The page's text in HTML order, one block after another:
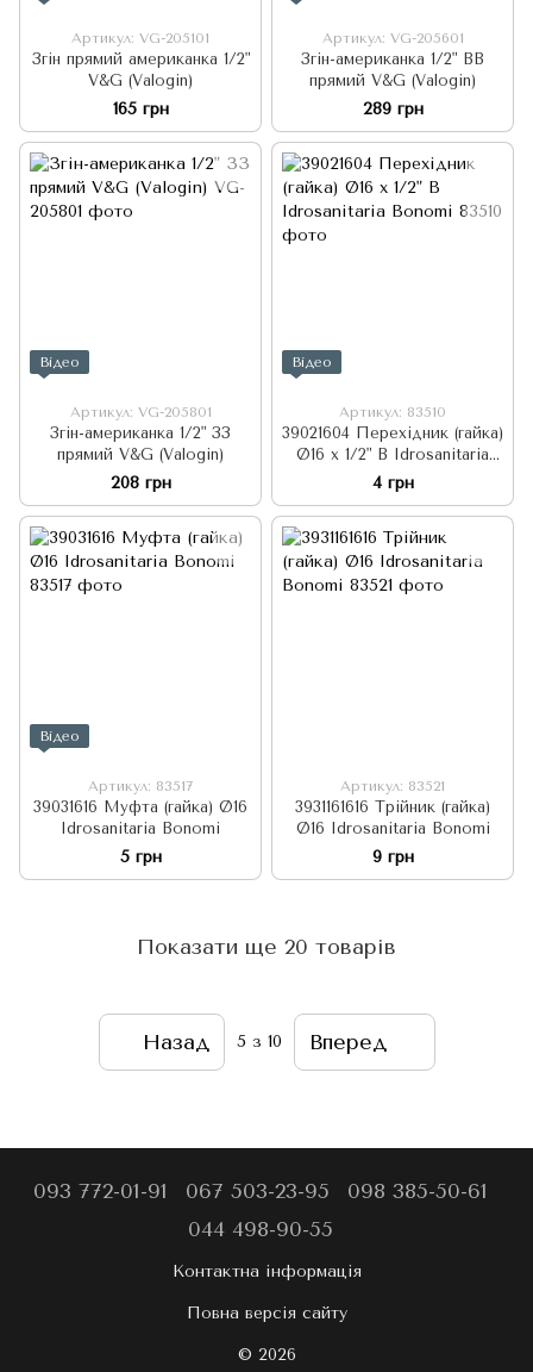
Артикул: VG-205101
Згін прямий американка 1/2"
V&G (Valogin)
165 грн
Артикул: VG-205601
Згін-американка 1/2" ВВ
прямий V&G (Valogin)
289 грн
Відео
Артикул: VG-205801
Згін-американка 1/2" ЗЗ
прямий V&G (Valogin)
208 грн
Відео
Артикул: 83510
39021604 Перехідник (гайка)
Ø16 х 1/2" В Idrosanitaria
Bonomi
4 грн
Відео
Артикул: 83517
39031616 Муфта (гайка) Ø16
Idrosanitaria Bonomi
5 грн
Артикул: 83521
3931161616 Трійник (гайка)
Ø16 Idrosanitaria Bonomi
9 грн
Показати ще 20 товарів
Назад 5 з 10 Вперед
093 772-01-91 067 503-23-95
098 385-50-61
044 498-90-55
Контактна інформація
Повна версія сайту
© 2026